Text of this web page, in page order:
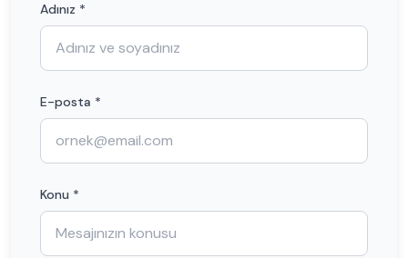
Adınız *
E-posta *
Konu *